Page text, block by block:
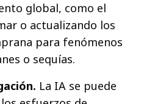
global, como el
o actualizando los
para fenómenos
o sequías.
La IA se puede